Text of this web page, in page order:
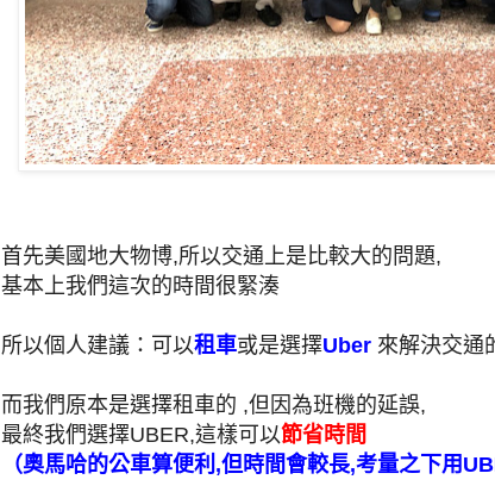
首先美國地大物博,所以交通上是比較大的問題,
基本上我們這次的時間很緊湊
所以個人建議：可以租車或是選擇Uber 來解決交通
而我們原本是選擇租車的 ,但因為班機的延誤,
最終我們選擇UBER,這樣可以節省時間
（奧馬哈的公車算便利,但時間會較長,考量之下用